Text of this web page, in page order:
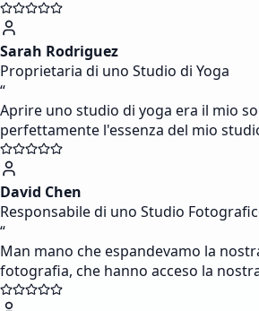
Sarah Rodriguez
Proprietaria di uno Studio di Yoga
“
Aprire uno studio di yoga era il mio
perfettamente l'essenza del mio
David Chen
Responsabile di uno Studio
“
Man mano che espandevamo la
fotografia, che hanno acceso la